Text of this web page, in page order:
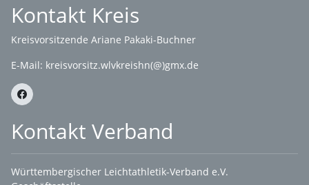
Kontakt Kreis
Kreisvorsitzende Ariane Pakaki-Buchner
E-Mail: kreisvorsitz.wlvkreishn(@)gmx.de
Kontakt Verband
Württembergischer Leichtathletik-Verband e.V.